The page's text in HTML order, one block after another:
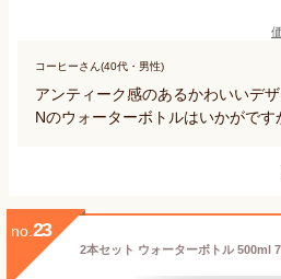
コーヒーさん(40代・男性)
アンティーク感のあるかわいいデ
Nのウォーターボトルはいかがです
no. 23